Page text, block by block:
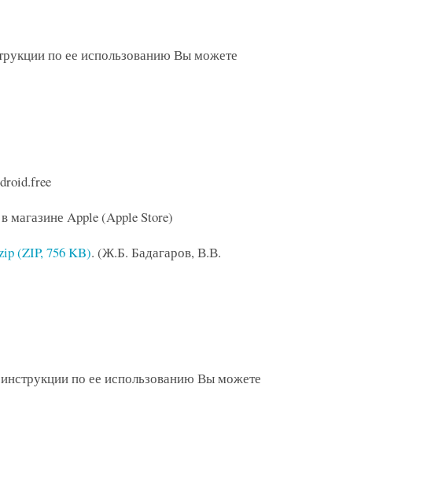
по ее использованию Вы можете
магазине Apple (Apple Store)
(ZIP, 756 KB). (Ж.Б. Бадагаров, В.В.
по ее использованию Вы можете